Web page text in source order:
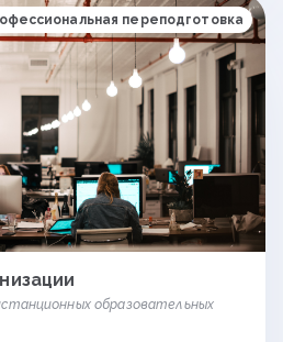
переподготовка
образовательных